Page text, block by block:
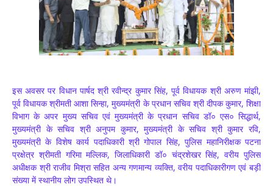
इस अवसर पर विधान पार्षद श्री रवीन्द्र कुमार सिंह, पूर्व विधायक श्री अरुण मांझी,
पूर्व विधायक श्रीमती आशा सिन्हा, मुख्यमंत्री के प्रधान सचिव श्री दीपक कुमार, शिक्षा
विभाग के अपर मुख्य सचिव एवं मुख्यमंत्री के प्रधान सचिव डॉ० एस० सिद्धार्थ,
मुख्यमंत्री के सचिव श्री अनुपम कुमार, मुख्यमंत्री के सचिव श्री कुमार रवि,
मुख्यमंत्री के विशेष कार्य पदाधिकारी श्री गोपाल सिंह, पुलिस महानिरीक्षक पटना
प्रक्षेत्र श्रीमती गरिमा मल्लिक, जिलाधिकारी डॉ० चंद्रशेखर सिंह, वरीय पुलिस
अधीक्षक श्री राजीव मिश्रा सहित अन्य गणमान्य व्यक्ति, वरीय पदाधिकारीगण एवं बड़ी
संख्या में स्थानीय लोग उपस्थित थे।